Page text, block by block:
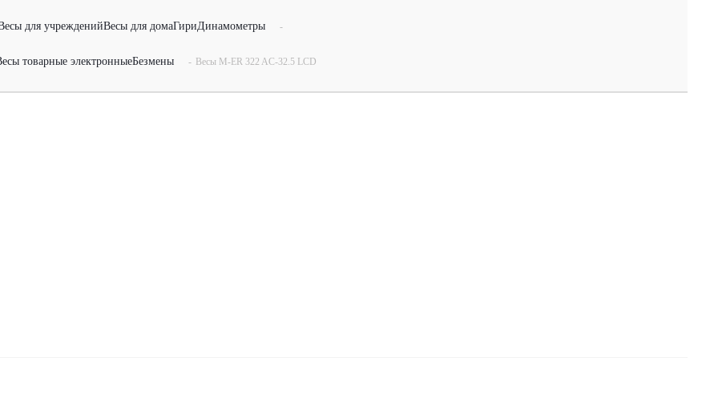
для учрежденийВесы для домаГириДинамометры
-
товарные электронныеБезмены - Весы M-ER 322 AС-32.5 LCD